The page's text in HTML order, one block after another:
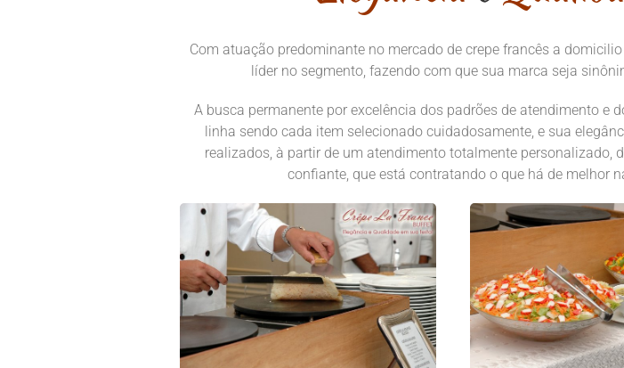
Com atuação predominante no mercado de crepe francês a
líder no segmento, fazendo com que sua marca seja
A busca permanente por excelência dos padrões de atendimento e
linha sendo cada item selecionado cuidadosamente, e sua
realizados, à partir de um atendimento totalmente personalizado,
confiante, que está contratando o que há de melhor